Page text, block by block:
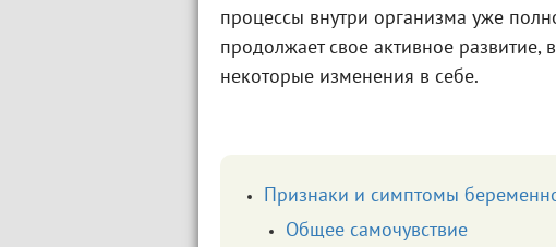
процессы внутри организма уже
продолжает свое активное
некоторые изменения в себе.
Признаки и симптомы
Общее самочувствие